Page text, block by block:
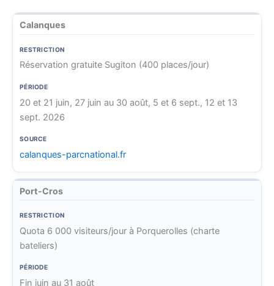
r
c
R
t
r
i
c
i
o
n
é
i
o
S
r
Calanques
Réservation gratuite Sugiton (400 places/jour)
20 et 21 juin, 27 juin au 30 août, 5 et 6 sept., 12 et 13
sept. 2026
calanques-parcnational.fr
Port-Cros
Quota 6 000 visiteurs/jour à Porquerolles (charte
bateliers)
Fin juin au 31 août